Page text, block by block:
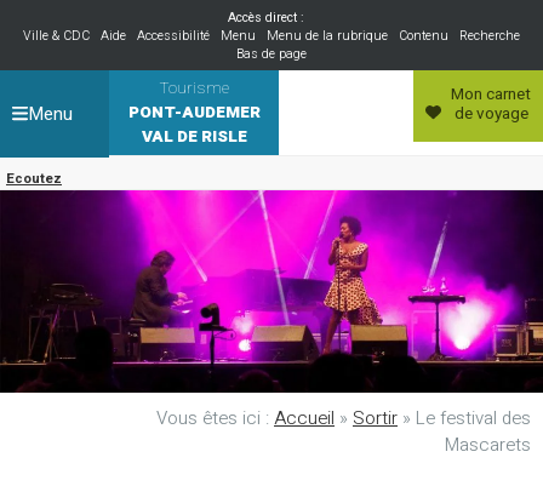
Accès direct :
Ville & CDC Aide Accessibilité Menu Menu de la rubrique Contenu
Recherche
Bas de page
Tourisme
PONT-AUDEMER
VAL DE RISLE
Ecoutez
Mon carnet
de voyage
Menu
Vous êtes ici : Accueil » Sortir » Le festival des
Mascarets